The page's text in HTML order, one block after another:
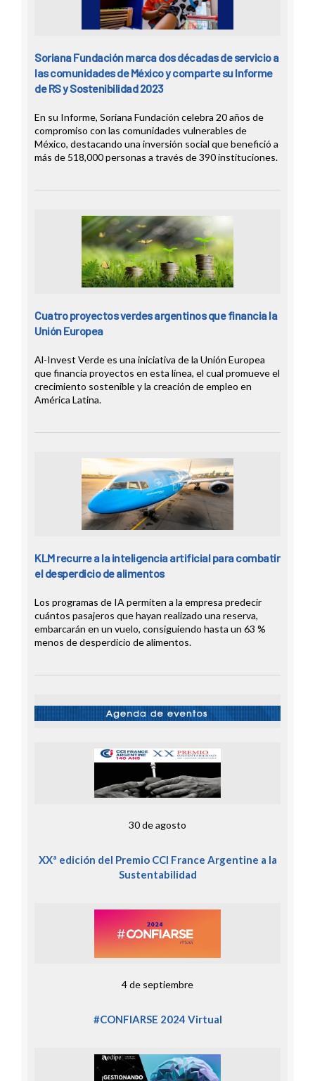
Soriana Fundación marca dos décadas de servicio a
las comunidades de México y comparte su Informe
de RS y Sostenibilidad 2023
En su Informe, Soriana Fundación celebra 20 años de
compromiso con las comunidades vulnerables de
México, destacando una inversión social que benefició a
más de 518,000 personas a través de 390 instituciones.
Cuatro proyectos verdes argentinos que financia la
Unión Europea
Al-Invest Verde es una iniciativa de la Unión Europea
que financia proyectos en esta línea, el cual promueve el
crecimiento sostenible y la creación de empleo en
América Latina.
KLM recurre a la inteligencia artificial para combatir
el desperdicio de alimentos
Los programas de IA permiten a la empresa predecir
cuántos pasajeros que hayan realizado una reserva,
embarcarán en un vuelo, consiguiendo hasta un 63 %
menos de desperdicio de alimentos.
30 de agosto
XXª edición del Premio CCI France Argentine a la
Sustentabilidad
4 de septiembre
#CONFIARSE 2024 Virtual